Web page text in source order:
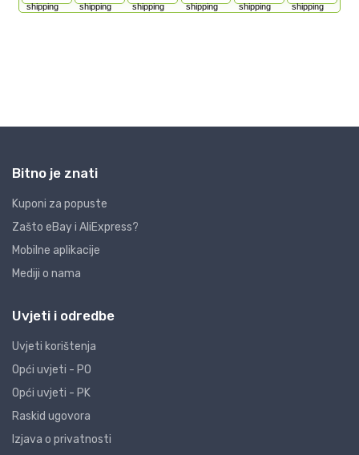
Bitno je znati
Kuponi za popuste
Zašto eBay i AliExpress?
Mobilne aplikacije
Mediji o nama
Uvjeti i odredbe
Uvjeti korištenja
Opći uvjeti - PO
Opći uvjeti - PK
Raskid ugovora
Izjava o privatnosti